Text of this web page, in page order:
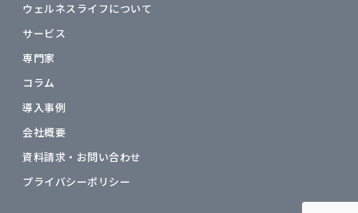
ウェルネスライフについて
サービス
専門家
コラム
導入事例
会社概要
資料請求・お問い合わせ
プライバシーポリシー